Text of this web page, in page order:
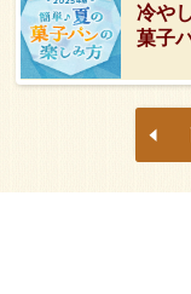
冷や
菓子